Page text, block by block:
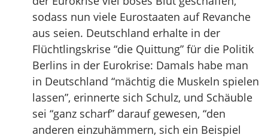
sodass nun viele Eurostaaten auf Revanche
aus seien. Deutschland erhalte in der
Flüchtlingskrise “die Quittung” für die Politik
Berlins in der Eurokrise: Damals habe man
in Deutschland “mächtig die Muskeln spielen
lassen”, erinnerte sich Schulz, und Schäuble
sei “ganz scharf” darauf gewesen, “den
anderen einzuhämmern, sich ein Beispiel